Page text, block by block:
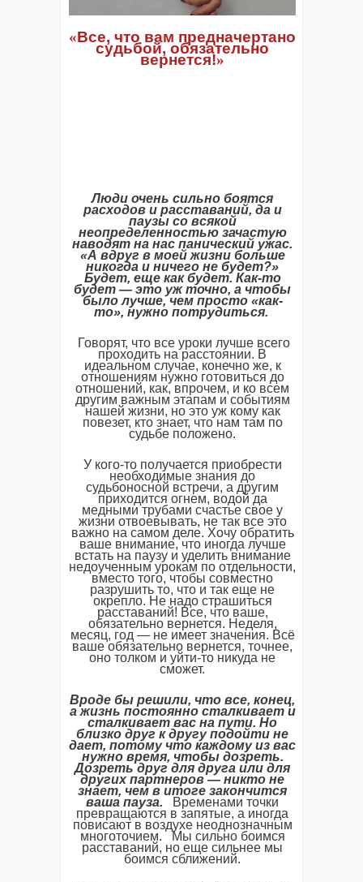
«Все, что вам предначертано
судьбой, обязательно
вернется!»
Люди очень сильно боятся
расходов и расставаний, да и
паузы со всякой
неопределенностью зачастую
наводят на нас панический ужас.
«А вдруг в моей жизни больше
никогда и ничего не будет?»
Будет, еще как будет. Как-то
будет — это уж точно, а чтобы
было лучше, чем просто «как-
то», нужно потрудиться.
Говорят, что все уроки лучше всего
проходить на расстоянии. В
идеальном случае, конечно же, к
отношениям нужно готовиться до
отношений, как, впрочем, и ко всем
другим важным этапам и событиям
нашей жизни, но это уж кому как
повезет, кто знает, что нам там по
судьбе положено.
У кого-то получается приобрести
необходимые знания до
судьбоносной встречи, а другим
приходится огнем, водой да
медными трубами счастье свое у
жизни отвоевывать, не так все это
важно на самом деле. Хочу обратить
ваше внимание, что иногда лучше
встать на паузу и уделить внимание
недоученным урокам по отдельности,
вместо того, чтобы совместно
разрушить то, что и так еще не
окрепло. Не надо страшиться
расставаний! Все, что ваше,
обязательно вернется. Неделя,
месяц, год — не имеет значения. Всё
ваше обязательно вернется, точнее,
оно толком и уйти-то никуда не
сможет.
Вроде бы решили, что все, конец,
а жизнь постоянно сталкивает и
сталкивает вас на пути. Но
близко друг к другу подойти не
дает, потому что каждому из вас
нужно время, чтобы дозреть.
Дозреть друг для друга или для
других партнеров — никто не
знает, чем в итоге закончится
ваша пауза. Временами точки
превращаются в запятые, а иногда
повисают в воздухе неоднозначным
многоточием. Мы сильно боимся
расставаний, но еще сильнее мы
боимся сближений.